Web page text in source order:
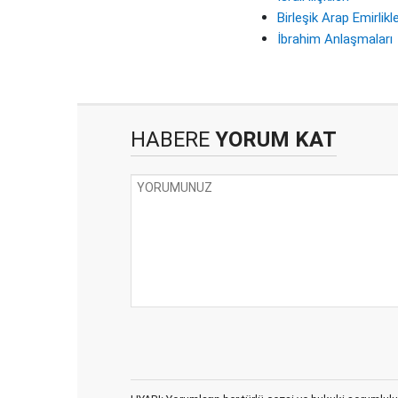
Birleşik Arap
İbrahim Anlaşmaları
HABERE YORUM KAT